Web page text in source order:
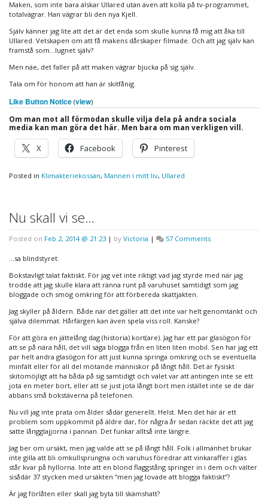
Maken, som inte bara älskar Ullared utan även att kolla på tv-programmet,
totalvägrar. Han vägrar bli den nya Kjell.
Själv känner jag lite att det är det enda som skulle kunna få mig att åka till
Ullared. Vetskapen om att få makens dårskaper filmade. Och att jag själv kan
framstå som…lugnet själv?
Men näe, det faller på att maken vägrar bjucka på sig själv.
Tala om för honom att han är skitfånig.
Like Button Notice (view)
Om man mot all förmodan skulle vilja dela på andra sociala
media kan man göra det här. Men bara om man verkligen vill.
X Facebook Pinterest
Posted in Klimakteriekossan, Mannen i mitt liv, Ullared
Nu skall vi se…
Posted on Feb 2, 2014 @ 21:23 | by Victoria | 57 Commentson
se…
…sa blindstyret.
Bokstavligt talat faktiskt. För jag vet inte riktigt vad jag styrde med när jag
trodde att jag skulle klara att ränna runt på varuhuset samtidigt som jag
bloggade och smög omkring för att förbereda skattjakten.
Jag skyller på åldern. Både när det gäller att det inte var helt genomtänkt och
själva dilemmat. Hårfärgen kan även spela viss roll. Kanske?
För att göra en jättelång dag (historia) kort(are). Jag har ett par glasögon för
att se på nära håll, det vill säga blogga från en liten liten mobil. Sen har jag ett
par helt andra glasögon för att just kunna springa omkring och se eventuella
minfält eller för all del mötande människor på långt håll. Det är fysiskt
skitomöjligt att ha båda på sig samtidigt och valet var att antingen inte se ett
jota en meter bort, eller att se just jota långt bort men istället inte se de där
abbans små bokstäverna på telefonen.
Nu vill jag inte prata om ålder sådär generellt. Helst. Men det här är ett
problem som uppkommit på äldre dar, för några år sedan räckte det att jag
satte långglajjorna i pannan. Det funkar alltså inte längre.
Jag ber om ursäkt, men jag valde att se på långt håll. Folk i allmänhet brukar
inte gilla att bli omkullsprungna och varuhus föredrar att vinkaraffer i glas
står kvar på hyllorna. Inte att en blond flaggstång springer in i dem och välter
sisådär 37 stycken med ursäkten “men jag lovade att blogga faktiskt”?
Är jag förlåten eller skall jag byta till skämshatt?